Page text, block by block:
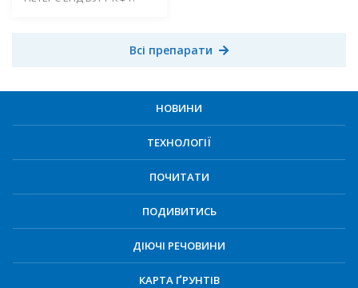
Всі препарати
НОВИНИ
ТЕХНОЛОГІЇ
ПОЧИТАТИ
ПОДИВИТИСЬ
ДІЮЧІ РЕЧОВИНИ
КАРТА ҐРУНТІВ